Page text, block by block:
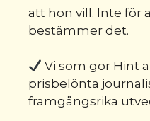
att hon vill. Inte för
bestämmer det.
Vi som gör Hint
prisbelönta
framgångsrika